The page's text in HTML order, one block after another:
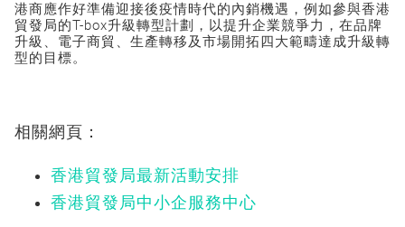
港商應作好準備迎接後疫情時代的內銷機遇，例如參與香港
貿發局的T-box升級轉型計劃，以提升企業競爭力，在品牌
升級、電子商貿、生產轉移及市場開拓四大範疇達成升級轉
型的目標。
相關網頁：
香港貿發局最新活動安排
香港貿發局中小企服務中心